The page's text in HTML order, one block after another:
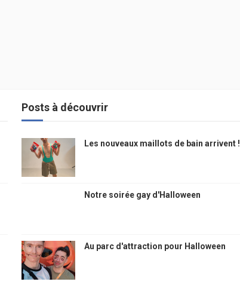
Posts à découvrir
Les nouveaux maillots de bain arrivent !
Notre soirée gay d'Halloween
Au parc d'attraction pour Halloween